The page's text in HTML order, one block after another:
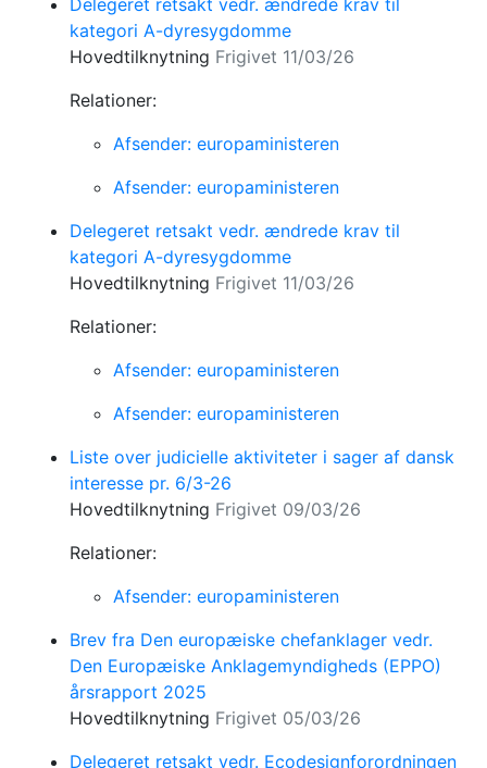
Delegeret retsakt vedr. ændrede krav til
kategori A-dyresygdomme
Hovedtilknytning Frigivet 11/03/26
Relationer:
Afsender: europaministeren
Afsender: europaministeren
Delegeret retsakt vedr. ændrede krav til
kategori A-dyresygdomme
Hovedtilknytning Frigivet 11/03/26
Relationer:
Afsender: europaministeren
Afsender: europaministeren
Liste over judicielle aktiviteter i sager af dansk
interesse pr. 6/3-26
Hovedtilknytning Frigivet 09/03/26
Relationer:
Afsender: europaministeren
Brev fra Den europæiske chefanklager vedr.
Den Europæiske Anklagemyndigheds (EPPO)
årsrapport 2025
Hovedtilknytning Frigivet 05/03/26
Delegeret retsakt vedr. Ecodesignforordningen